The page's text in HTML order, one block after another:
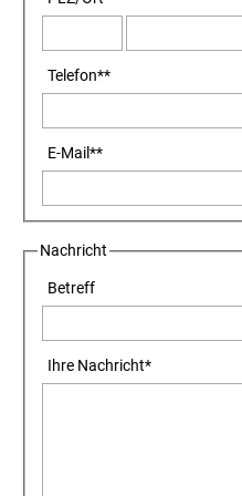
Telefon**
E-Mail**
Nachricht
Betreff
Ihre Nachricht*